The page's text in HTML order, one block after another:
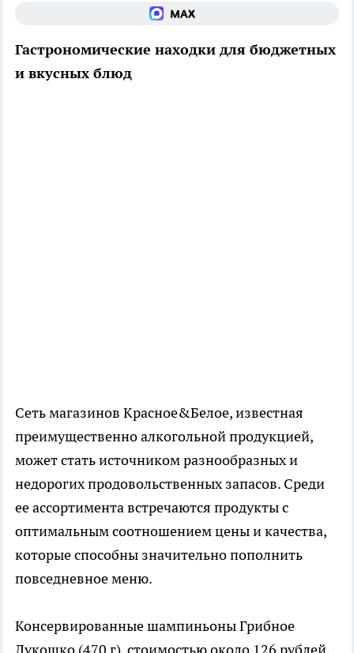
Гастрономические находки для бюджетных
и вкусных блюд
Сеть магазинов Красное&Белое, известная
преимущественно алкогольной продукцией,
может стать источником разнообразных и
недорогих продовольственных запасов. Среди
ее ассортимента встречаются продукты с
оптимальным соотношением цены и качества,
которые способны значительно пополнить
повседневное меню.
Консервированные шампиньоны Грибное